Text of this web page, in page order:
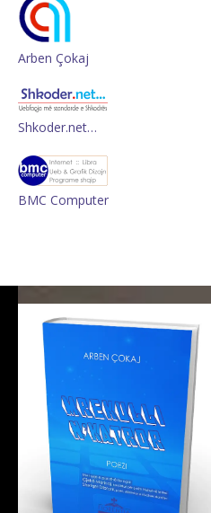
Arben Çokaj
Shkoder.net…
BMC Computer